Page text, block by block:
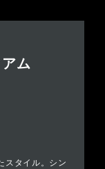
アム
スタイル。シン